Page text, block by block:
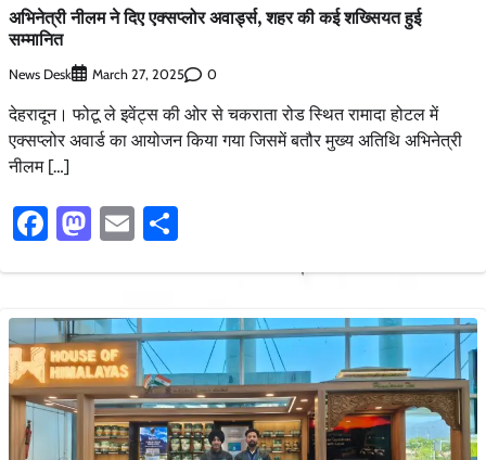
अभिनेत्री नीलम ने दिए एक्सप्लोर अवार्ड्स, शहर की कई शख्सियत हुई
सम्मानित
News Desk March 27, 2025 0
देहरादून। फोटू ले इवेंट्स की ओर से चकराता रोड स्थित रामादा होटल में
एक्सप्लोर अवार्ड का आयोजन किया गया जिसमें बतौर मुख्य अतिथि अभिनेत्री
नीलम […]
Facebook
Mastodon
Email